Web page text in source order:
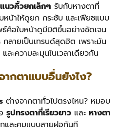
แนวคิ้วยกเล็กๆ รับกับหางตาที่
น้าให้ดูยก กระชับ และเฟียซแบบ
คือใบหน้าดูมีมิติขึ้นอย่างชัดเจน
กลายเป็นเทรนด์สุดฮิต เพราะมัน
ะความละมุนในเวลาเดียวกัน
ากตาแบบอื่นยังไง?
ต่างจากตาทั่วไปตรงไหน? หมอบ
รูปทรงตาที่เรียวยาว และ หางตา
และคมแบบสายฝอทันที